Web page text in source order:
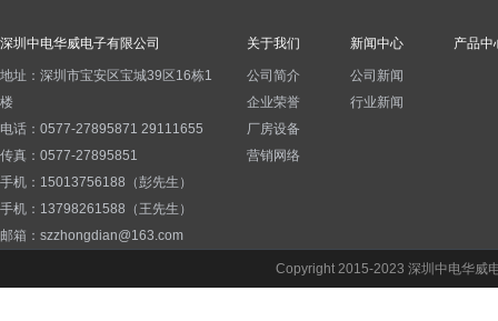
深圳中电华威电子有限公司
地址：深圳市宝安区宝城39区16栋1
楼
电话：0577-27895871 29111655
传真：0577-27895851
手机：15013756188（彭先生）
手机：13798261588（王先生）
邮箱：szzhongdian@163.com
关于我们
公司简介
企业荣誉
厂房设备
营销网络
新闻中心
公司新闻
行业新闻
产品中
Copyright 2015-2023 深圳中电华威